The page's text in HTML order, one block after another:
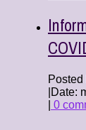
Posted
Date:
0